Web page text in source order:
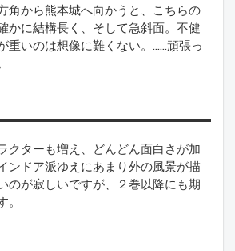
角から熊本城へ向かうと、こちらの
かに結構長く、そして急斜面。不健
重いのは想像に難くない。……頑張っ
クターも増え、どんどん面白さが加
ンドア派ゆえにあまり外の風景が描
のが寂しいですが、２巻以降にも期